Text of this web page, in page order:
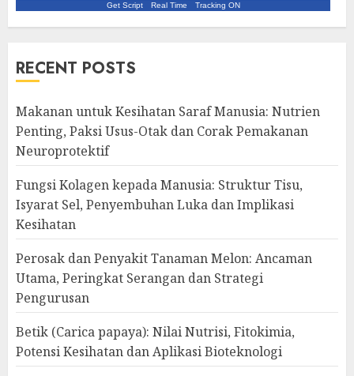
Get Script Real Time Tracking ON
RECENT POSTS
Makanan untuk Kesihatan Saraf Manusia: Nutrien
Penting, Paksi Usus-Otak dan Corak Pemakanan
Neuroprotektif
Fungsi Kolagen kepada Manusia: Struktur Tisu,
Isyarat Sel, Penyembuhan Luka dan Implikasi
Kesihatan
Perosak dan Penyakit Tanaman Melon: Ancaman
Utama, Peringkat Serangan dan Strategi
Pengurusan
Betik (Carica papaya): Nilai Nutrisi, Fitokimia,
Potensi Kesihatan dan Aplikasi Bioteknologi